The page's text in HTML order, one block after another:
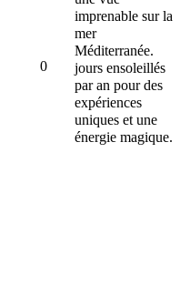
imprenable sur la
mer
Méditerranée.
0
jours ensoleillés
par an pour des
expériences
uniques et une
énergie magique.